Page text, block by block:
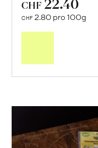
CHF
CHF 2.80 pro 100g